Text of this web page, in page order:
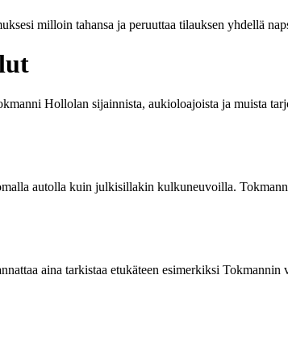
milloin tahansa ja peruuttaa tilauksen yhdellä
Hollolan sijainnista, aukioloajoista ja muista
autolla kuin julkisillakin kulkuneuvoilla.
aina tarkistaa etukäteen esimerkiksi